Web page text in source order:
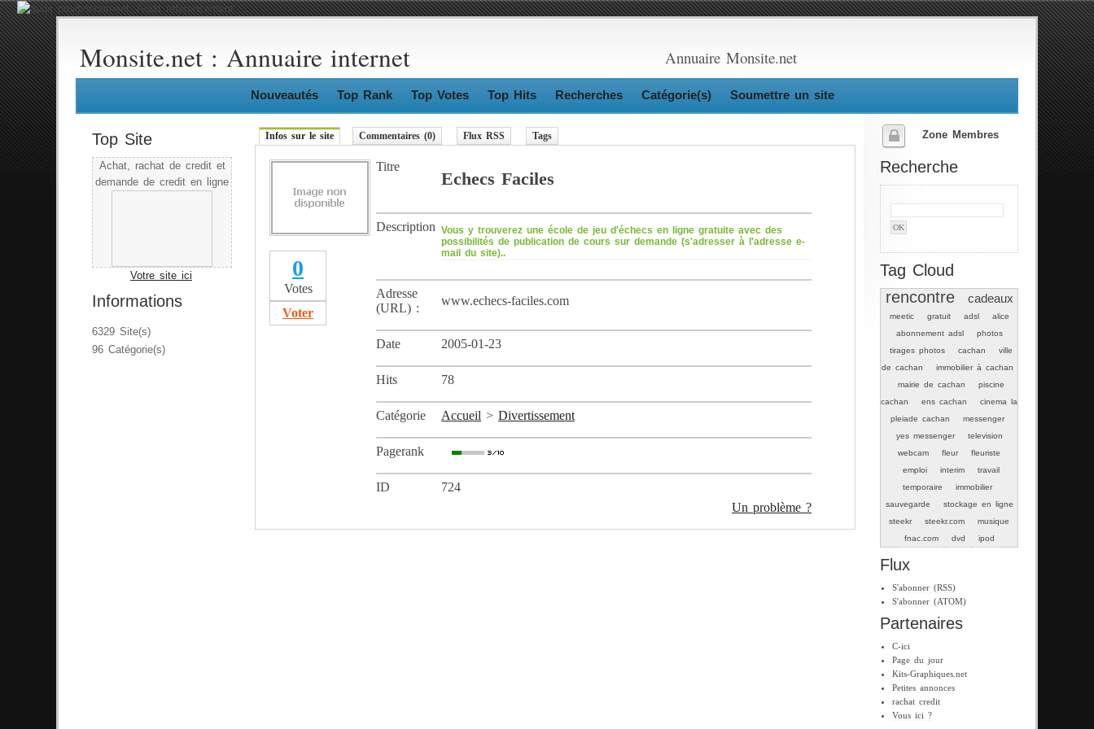
Monsite.net : Annuaire internet Annuaire Monsite.net
Nouveautés Top Rank Top Votes Top Hits Recherches Catégorie(s) Soumettre un site
Top Site
Achat, rachat de credit et
demande de credit en ligne
Votre site ici
Informations
6329 Site(s)
96 Catégorie(s)
Zone Membres
Recherche
Tag Cloud
rencontre
cadeaux
meetic gratuit adsl
alice
abonnement adsl
photos
tirages photos
cachan
ville
de cachan
immobilier à cachan
mairie de cachan
piscine
cachan
ens cachan
cinema la
pleiade cachan
messenger
yes messenger
television
webcam
fleur
fleuriste
emploi
interim
travail
temporaire
immobilier
sauvegarde
stockage en ligne
steekr
steekr.com
musique
fnac.com
dvd ipod
Flux
S'abonner (RSS)
S'abonner (ATOM)
Partenaires
C-ici
Page du jour
Kits-Graphiques.net
Petites annonces
rachat credit
Vous ici ?
Infos sur le site Commentaires (0) Flux RSS Tags
0
Votes
Voter
Titre
Echecs Faciles
Description Vous y trouverez une école de jeu d'échecs en ligne gratuite avec des
possibilités de publication de cours sur demande (s'adresser à l'adresse e-
mail du site)..
Adresse
(URL) :
www.echecs-faciles.com
Date 2005-01-23
Hits 78
Catégorie Accueil > Divertissement
Pagerank
ID
724
Un problème ?